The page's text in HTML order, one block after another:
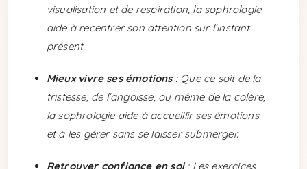
visualisation et de respiration, la sophrologie
aide à recentrer son attention sur l’instant
présent.
Mieux vivre ses émotions: Que ce soit de la
tristesse, de l’angoisse, ou même de la colère,
la sophrologie aide à accueillir ses émotions
et à les gérer sans se laisser submerger.
Retrouver confiance en soi: Les exercices